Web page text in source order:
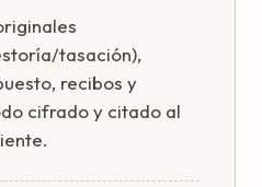
tasación),
recibos y
cifrado y citado al